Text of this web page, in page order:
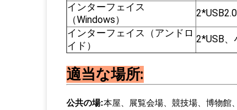
インターフェイス
（Windows）
インターフェイス（アンドロ
イド）
2*USB
適当な場所:
公共の場:本屋、展覧会場、競技場、博物館